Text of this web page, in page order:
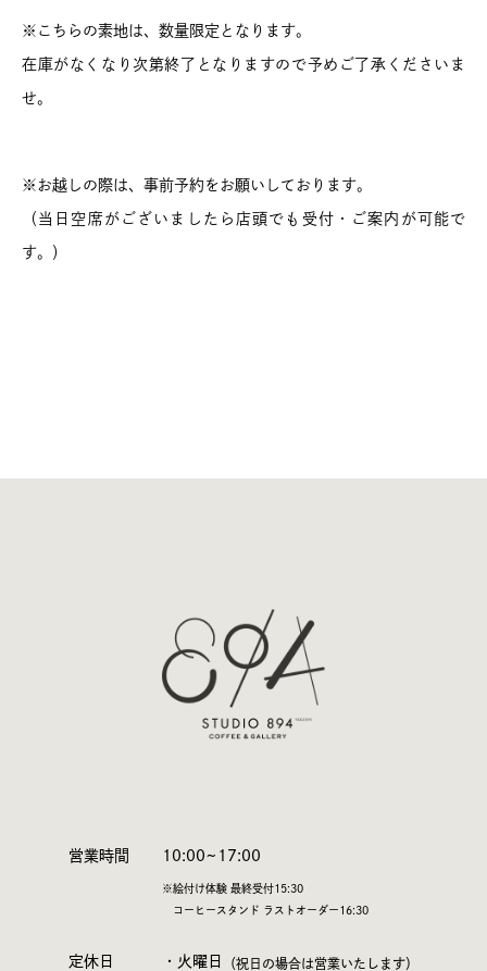
※こちらの素地は、数量限定となります。
在庫がなくなり次第終了となりますので予めご了承くださいま
せ。
※お越しの際は、事前予約をお願いしております。
（当日空席がございましたら店頭でも受付・ご案内が可能で
す。）
営業時間 10:00~17:00
※絵付け体験 最終受付15:30
コーヒースタンド ラストオーダー16:30
定休日 ・火曜日 （祝日の場合は営業いたします）